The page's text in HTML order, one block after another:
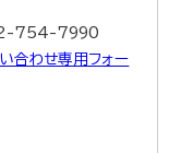
754-7990
合わせ専用フォー